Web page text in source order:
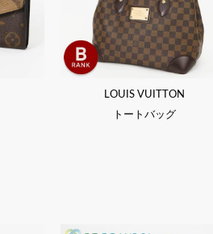
LOUIS VUITTON
トートバッグ